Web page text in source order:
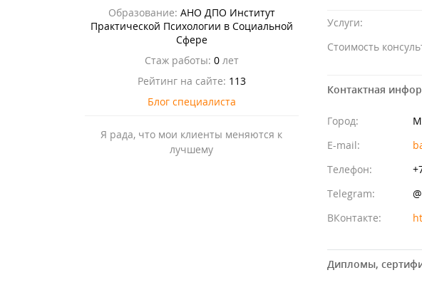
Образование: АНО ДПО Институт
Практической Психологии в Социальной
Сфере
Стаж работы: 0 лет
Рейтинг на сайте: 113
Блог специалиста
Я рада, что мои клиенты меняются к
лучшему
Услуги:
Стоимость
Контактная
Город:
E-mail:
Телефон:
Telegram:
ВКонтакте:
Дипломы,